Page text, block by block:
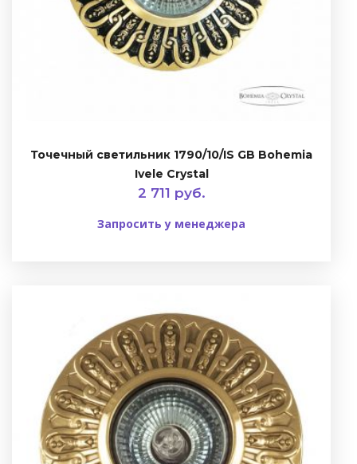
Точечный светильник 1790/10/IS GB Bohemia
Ivele Crystal
2 711 руб.
Запросить у менеджера